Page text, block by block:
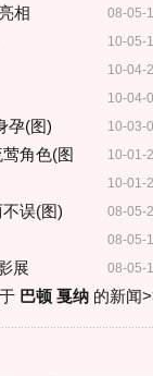
08-05-
相
10-05-
10-04-
10-04-
10-03-
孕(图)
10-01-
角色(图
10-01-
08-05-
误(图)
08-05-
08-05-
展
巴顿 戛纳的新闻